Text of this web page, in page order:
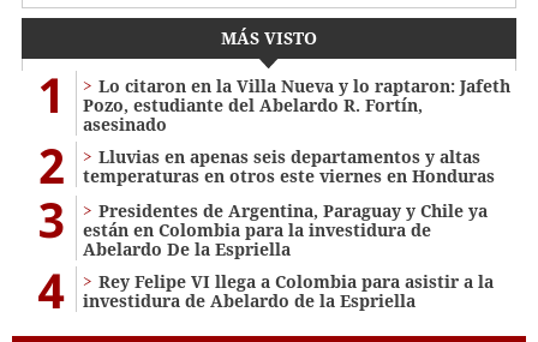
MÁS VISTO
1
Lo citaron en la Villa Nueva y lo raptaron: Jafeth
Pozo, estudiante del Abelardo R. Fortín,
asesinado
2
Lluvias en apenas seis departamentos y altas
temperaturas en otros este viernes en Honduras
3
Presidentes de Argentina, Paraguay y Chile ya
están en Colombia para la investidura de
Abelardo De la Espriella
4
Rey Felipe VI llega a Colombia para asistir a la
investidura de Abelardo de la Espriella